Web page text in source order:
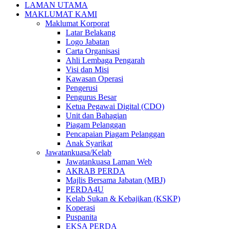
LAMAN UTAMA
MAKLUMAT KAMI
Maklumat Korporat
Latar Belakang
Logo Jabatan
Carta Organisasi
Ahli Lembaga Pengarah
Visi dan Misi
Kawasan Operasi
Pengerusi
Pengurus Besar
Ketua Pegawai Digital (CDO)
Unit dan Bahagian
Piagam Pelanggan
Pencapaian Piagam Pelanggan
Anak Syarikat
Jawatankuasa/Kelab
Jawatankuasa Laman Web
AKRAB PERDA
Majlis Bersama Jabatan (MBJ)
PERDA4U
Kelab Sukan & Kebajikan (KSKP)
Koperasi
Puspanita
EKSA PERDA